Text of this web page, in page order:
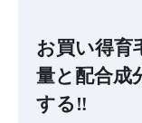
お買い得育
量と配合成
する‼